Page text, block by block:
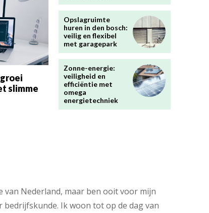
slimme
Opslagruimte
huren in den bosch:
veilig en flexibel
met garagepark
Zonne-energie:
veiligheid en
efficiëntie met
omega
energietechniek
Nederland, maar ben ooit voor mijn
Ik woon tot op de dag van